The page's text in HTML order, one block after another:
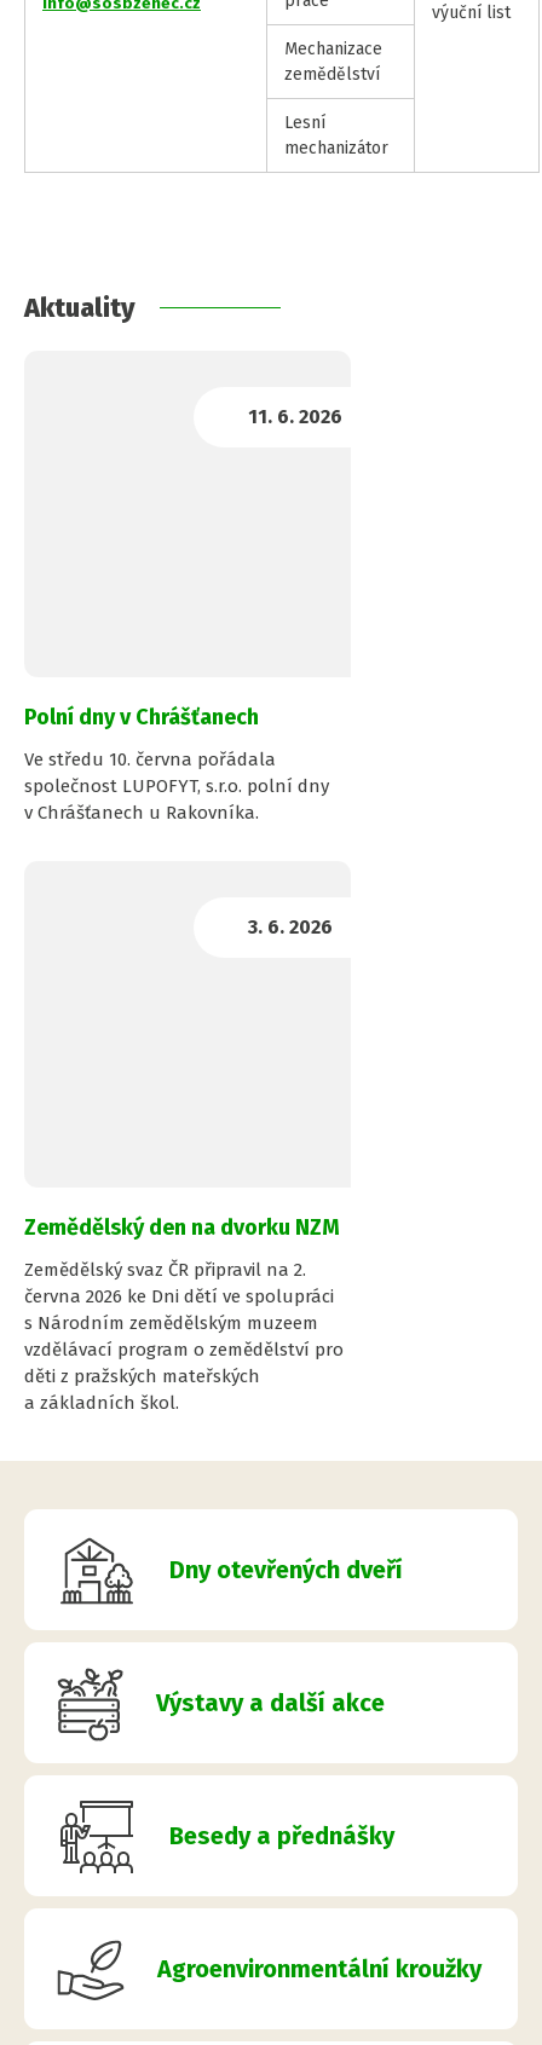
výuční list
Mechanizace
zemědělství
Lesní
mechanizátor
Aktuality
Polní dny v Chrášťanech
Ve středu 10. června pořádala
společnost LUPOFYT, s.r.o. polní dny
v Chrášťanech u Rakovníka.
Zemědělský den na dvorku NZM
Zemědělský svaz ČR připravil na 2.
června 2026 ke Dni dětí ve spolupráci
s Národním zemědělským muzeem
vzdělávací program o zemědělství pro
děti z pražských mateřských
a základních škol.
Dny otevřených dveří
Výstavy a další akce
Besedy a přednášky
Agroenvironmentální kroužky